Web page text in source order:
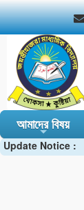
+
আমাদের বিষয়
Update Notice :